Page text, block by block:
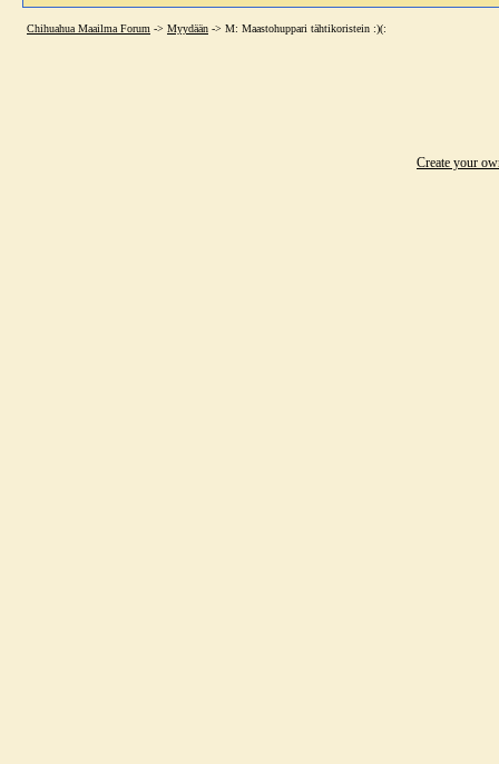
Chihuahua Maailma Forum -> Myydään -> M: Maastohuppari tähtikoristein :)(:
Create your